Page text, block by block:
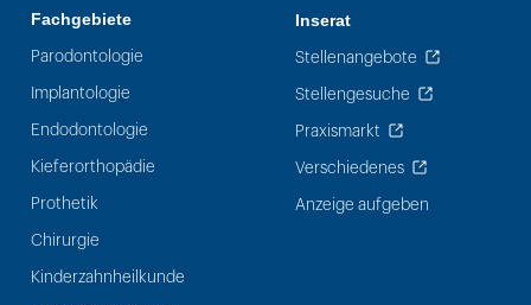
Fachgebiete
Parodontologie
Implantologie
Endodontologie
Kieferorthopädie
Prothetik
Chirurgie
Kinderzahnheilkunde
Inserat
Stellenangebote
Stellengesuche
Praxismarkt
Verschiedenes
Anzeige aufgeben